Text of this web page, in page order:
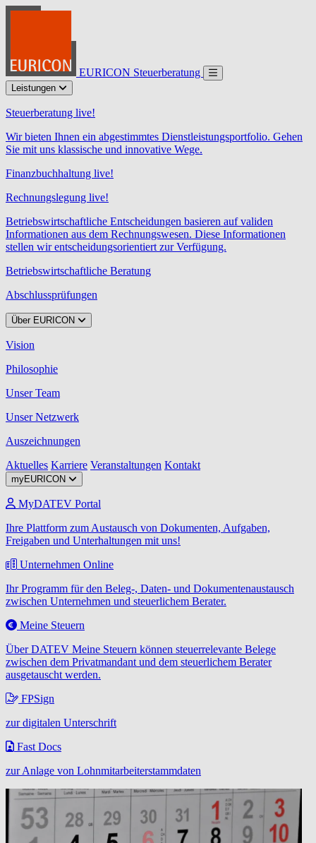
EURICON Steuerberatung
Leistungen
Steuerberatung live!
Wir bieten Ihnen ein abgestimmtes Dienstleistungsportfolio. Gehen
Sie mit uns klassische und innovative Wege.
Finanzbuchhaltung live!
Rechnungslegung live!
Betriebswirtschaftliche Entscheidungen basieren auf validen
Informationen aus dem Rechnungswesen. Diese Informationen
stellen wir entscheidungsorientiert zur Verfügung.
Betriebswirtschaftliche Beratung
Abschlussprüfungen
Über EURICON
Vision
Philosophie
Unser Team
Unser Netzwerk
Auszeichnungen
Aktuelles Karriere Veranstaltungen Kontakt
myEURICON
MyDATEV Portal
Ihre Plattform zum Austausch von Dokumenten, Aufgaben,
Freigaben und Unterhaltungen mit uns!
Unternehmen Online
Ihr Programm für den Beleg-, Daten- und Dokumentenaustausch
zwischen Unternehmen und steuerlichem Berater.
Meine Steuern
Über DATEV Meine Steuern können steuerrelevante Belege
zwischen dem Privatmandant und dem steuerlichem Berater
ausgetauscht werden.
FPSign
zur digitalen Unterschrift
Fast Docs
zur Anlage von Lohnmitarbeiterstammdaten